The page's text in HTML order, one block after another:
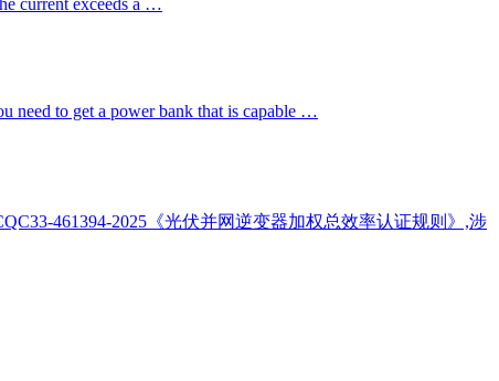
current exceeds a …
need to get a power bank that is capable …
461394-2025《光伏并网逆变器加权总效率认证规则》,涉